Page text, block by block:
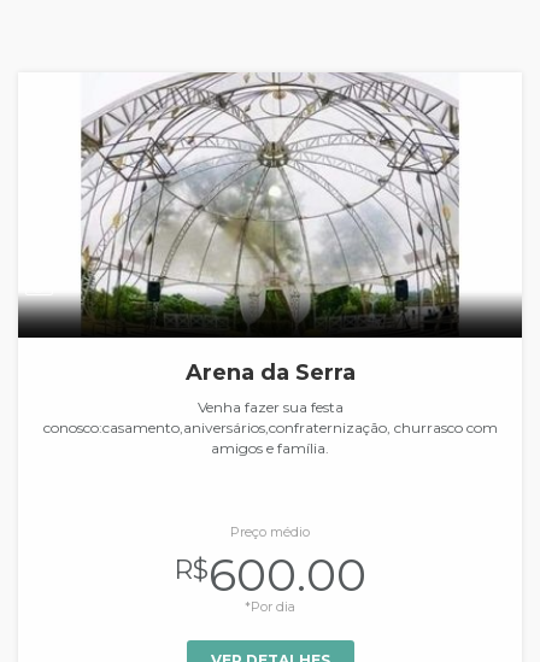
Arena da Serra
Venha fazer sua festa
conosco:casamento,aniversários,confraternização, churrasco com
amigos e família.
Preço médio
R$600.00
*Por dia